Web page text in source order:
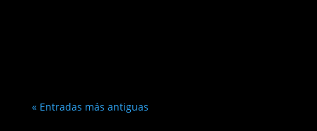
« Entradas más antiguas